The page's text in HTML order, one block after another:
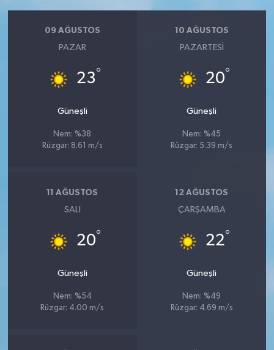
09 AĞUSTOS
PAZAR
23°
Güneşli
Nem: %38
Rüzgar: 8.61 m/s
10 AĞUSTOS
PAZARTESI
20°
Güneşli
Nem: %45
Rüzgar: 5.39 m/s
11 AĞUSTOS
SALI
20°
Güneşli
Nem: %54
Rüzgar: 4.00 m/s
12 AĞUSTOS
ÇARŞAMBA
22°
Güneşli
Nem: %49
Rüzgar: 4.69 m/s